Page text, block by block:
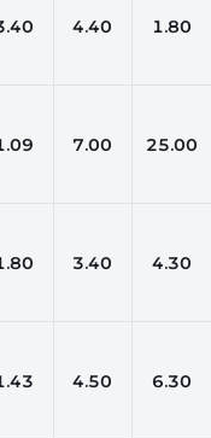
4.40 1.80
7.00 25.00
3.40 4.30
4.50 6.30